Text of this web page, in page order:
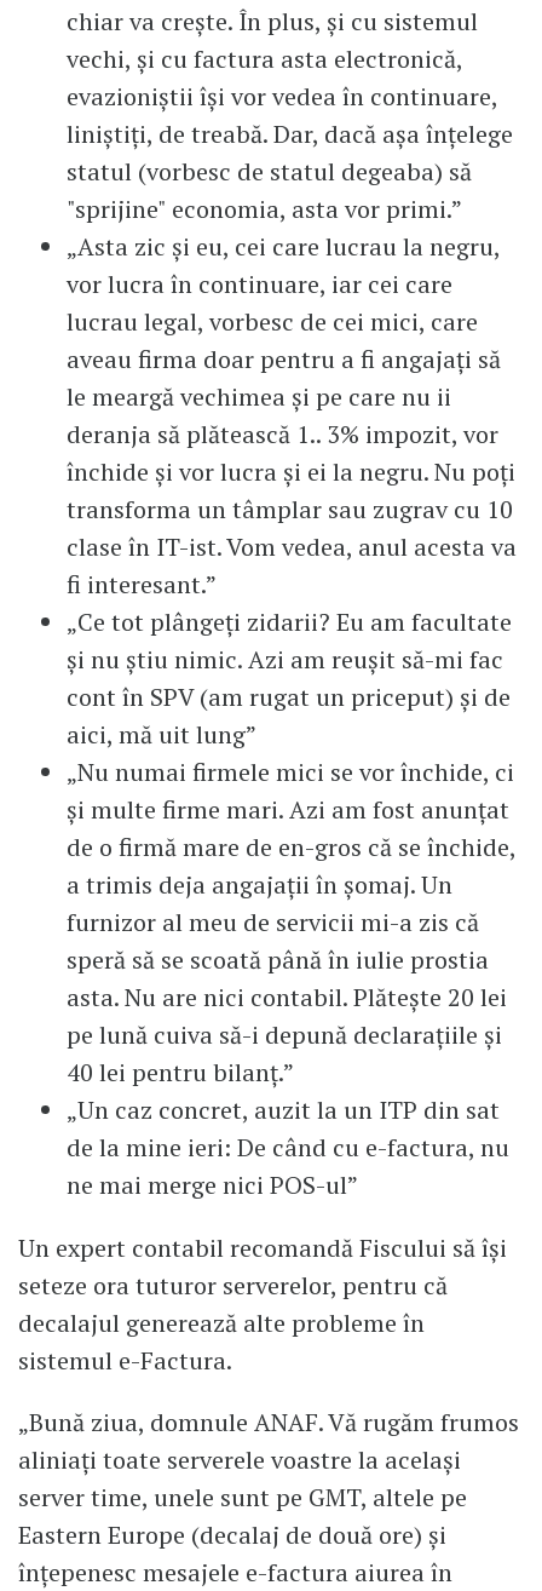
chiar va crește. În plus, și cu sistemul
vechi, și cu factura asta electronică,
evazioniștii își vor vedea în continuare,
liniștiți, de treabă. Dar, dacă așa înțelege
statul (vorbesc de statul degeaba) să
"sprijine" economia, asta vor primi.”
„Asta zic și eu, cei care lucrau la negru,
vor lucra în continuare, iar cei care
lucrau legal, vorbesc de cei mici, care
aveau firma doar pentru a fi angajați să
le meargă vechimea și pe care nu ii
deranja să plătească 1.. 3% impozit, vor
închide și vor lucra și ei la negru. Nu poți
transforma un tâmplar sau zugrav cu 10
clase în IT-ist. Vom vedea, anul acesta va
fi interesant.”
„Ce tot plângeți zidarii? Eu am facultate
și nu știu nimic. Azi am reușit să-mi fac
cont în SPV (am rugat un priceput) și de
aici, mă uit lung”
„Nu numai firmele mici se vor închide, ci
și multe firme mari. Azi am fost anunțat
de o firmă mare de en-gros că se închide,
a trimis deja angajații în șomaj. Un
furnizor al meu de servicii mi-a zis că
speră să se scoată până în iulie prostia
asta. Nu are nici contabil. Plătește 20 lei
pe lună cuiva să-i depună declarațiile și
40 lei pentru bilanț.”
„Un caz concret, auzit la un ITP din sat
de la mine ieri: De când cu e-factura, nu
ne mai merge nici POS-ul”
Un expert contabil recomandă Fiscului să își
seteze ora tuturor serverelor, pentru că
decalajul generează alte probleme în
sistemul e-Factura.
„Bună ziua, domnule ANAF. Vă rugăm frumos
aliniați toate serverele voastre la același
server time, unele sunt pe GMT, altele pe
Eastern Europe (decalaj de două ore) și
înțepenesc mesajele e-factura aiurea în